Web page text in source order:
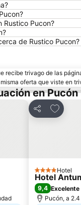
Rustico Pucon?
de Rustico Pucon?
recibe trivago de las
oferta que viste en
en Pucón
Compartir
4 Estrellas
Hotel
Hotel
9,4 Excelente
Pucón, a